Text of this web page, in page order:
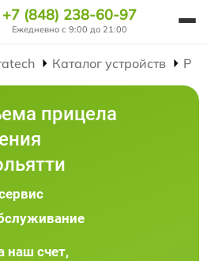
+7 (848) 238-60-97
Ежедневно с 9:00 до 21:00
Каталог устройств
прицела
наш счет,